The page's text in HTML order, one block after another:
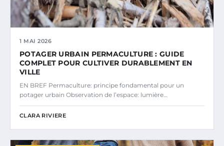
1 MAI 2026
POTAGER URBAIN PERMACULTURE : GUIDE
COMPLET POUR CULTIVER DURABLEMENT EN
VILLE
EN BREF Permaculture: principe fondamental pour un
potager urbain Observation de l’espace: lumière…
CLARA RIVIERE